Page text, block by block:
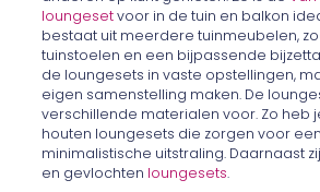
loungesetvoor in de tuin en balkon
bestaat uit meerdere tuinmeubelen,
tuinstoelen en een bijpassende
de loungesets in vaste opstellingen,
eigen samenstelling maken. De
verschillende materialen voor. Zo heb
houten loungesets die zorgen voor
minimalistische uitstraling. Daarnaast
en gevlochten loungesets.